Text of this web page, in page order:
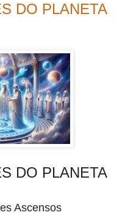
DO PLANETA
DO PLANETA
Ascensos